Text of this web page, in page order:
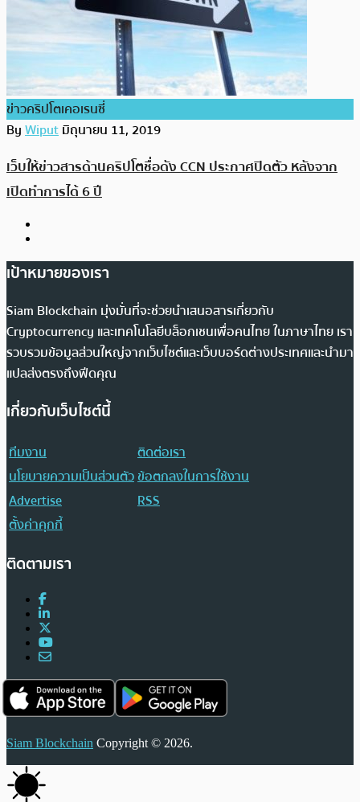
ข่าวคริปโตเคอเรนซี่
ByWiputมิถุนายน 11, 2019
เว็บให้ข่าวสารด้านคริปโตชื่อดัง CCN ประกาศปิดตัว หลังจาก
เปิดทำการได้ 6 ปี
เป้าหมายของเรา
Siam Blockchain มุ่งมั่นที่จะช่วยนำเสนอสารเกี่ยวกับ
Cryptocurrency และเทคโนโลยีบล็อกเชนเพื่อคนไทย ในภาษาไทย เรา
รวบรวมข้อมูลส่วนใหญ่จากเว็บไซต์และเว็บบอร์ดต่างประเทศและนำมา
แปลส่งตรงถึงฟีดคุณ
เกี่ยวกับเว็บไซต์นี้
ทีมงาน
ติดต่อเรา
นโยบายความเป็นส่วนตัวข้อตกลงในการใช้งาน
Advertise
RSS
ตั้งค่าคุกกี้
ติดตามเรา
Siam Blockchain Copyright © 2026.